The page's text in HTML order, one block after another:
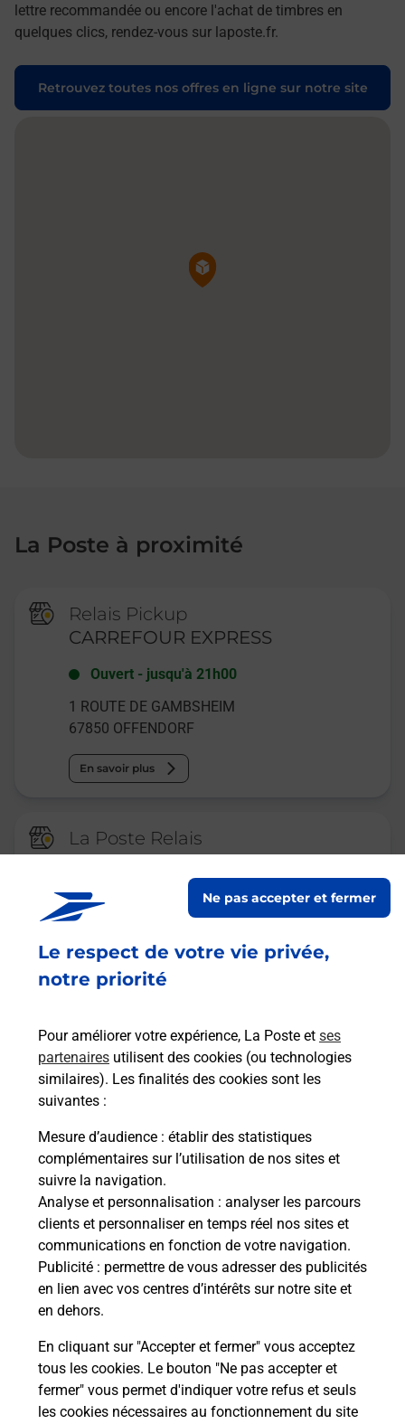
Le respect de votre vie privée,
notre priorité
Pour améliorer votre expérience, La Poste et ses
partenaires utilisent des cookies (ou technologies
similaires). Les finalités des cookies sont les
suivantes :
Mesure d’audience : établir des statistiques
complémentaires sur l’utilisation de nos sites et
suivre la navigation.
Analyse et personnalisation : analyser les parcours
clients et personnaliser en temps réel nos sites et
communications en fonction de votre navigation.
Publicité : permettre de vous adresser des publicités
en lien avec vos centres d’intérêts sur notre site et
en dehors.
En cliquant sur "Accepter et fermer" vous acceptez
tous les cookies. Le bouton "Ne pas accepter et
fermer" vous permet d'indiquer votre refus et seuls
les cookies nécessaires au fonctionnement du site
Ne pas accepter et fermer
lettre recommandée ou encore l'achat de timbres en
quelques clics, rendez-vous sur laposte.fr.
Retrouvez toutes nos offres en ligne sur notre site
Pin de la carte
La Poste à proximité
Relais Pickup
CARREFOUR EXPRESS
Ouvert - jusqu'à 21h00
1 ROUTE DE GAMBSHEIM
67850 OFFENDORF
En savoir plus
La Poste Relais
OFFENDORF CARREFOUR
jusqu'à 21h00
1 ROUTE DE GAMBSHEIM
67850 OFFENDORF
Malin !
La Poste
en ligne
Ouvert 24h/24
En savoir plus
OFFENDORF
CONSIGNE CARREFOUREXPRESS OFFENDORF